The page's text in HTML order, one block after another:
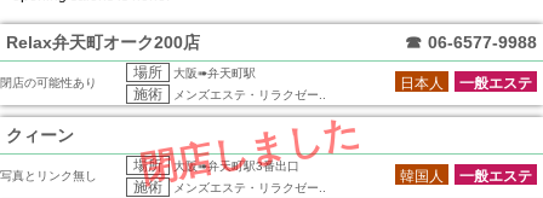
Relax弁天町オーク200店 ☎ 06-6577-9988
閉店の可能性あり
場所 大阪➠弁天町駅
施術 メンズエステ・リラクゼー..
一般エステ
日本人
閉店しました
クィーン
写真とリンク無し
場所 大阪➠弁天町駅3番出口
施術 メンズエステ・リラクゼー..
一般エステ
韓国人